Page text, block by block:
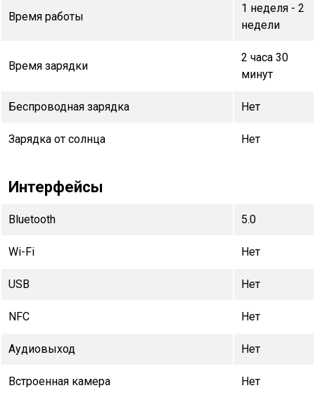
Время работы
1 неделя - 2
недели
Время зарядки
2 часа 30
минут
Беспроводная зарядка Нет
Зарядка от солнца Нет
Интерфейсы
Bluetooth 5.0
Wi-Fi Нет
USB Нет
NFC Нет
Аудиовыход Нет
Встроенная камера Нет